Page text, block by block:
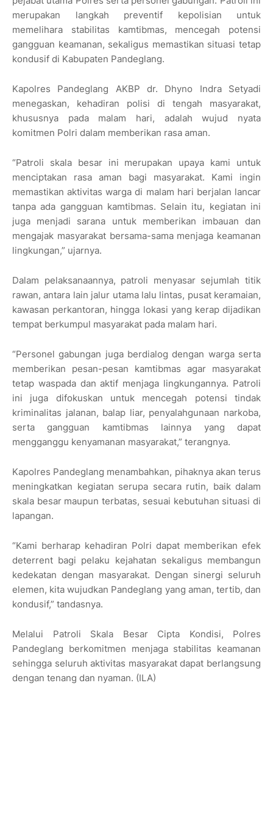
merupakan langkah preventif kepolisian untuk
memelihara stabilitas kamtibmas, mencegah potensi
gangguan keamanan, sekaligus memastikan situasi tetap
kondusif di Kabupaten Pandeglang.
Kapolres Pandeglang AKBP dr. Dhyno Indra Setyadi
menegaskan, kehadiran polisi di tengah masyarakat,
khususnya pada malam hari, adalah wujud nyata
komitmen Polri dalam memberikan rasa aman.
“Patroli skala besar ini merupakan upaya kami untuk
menciptakan rasa aman bagi masyarakat. Kami ingin
memastikan aktivitas warga di malam hari berjalan lancar
tanpa ada gangguan kamtibmas. Selain itu, kegiatan ini
juga menjadi sarana untuk memberikan imbauan dan
mengajak masyarakat bersama-sama menjaga keamanan
lingkungan,” ujarnya.
Dalam pelaksanaannya, patroli menyasar sejumlah titik
rawan, antara lain jalur utama lalu lintas, pusat keramaian,
kawasan perkantoran, hingga lokasi yang kerap dijadikan
tempat berkumpul masyarakat pada malam hari.
“Personel gabungan juga berdialog dengan warga serta
memberikan pesan-pesan kamtibmas agar masyarakat
tetap waspada dan aktif menjaga lingkungannya. Patroli
ini juga difokuskan untuk mencegah potensi tindak
kriminalitas jalanan, balap liar, penyalahgunaan narkoba,
serta gangguan kamtibmas lainnya yang dapat
mengganggu kenyamanan masyarakat,” terangnya.
Kapolres Pandeglang menambahkan, pihaknya akan terus
meningkatkan kegiatan serupa secara rutin, baik dalam
skala besar maupun terbatas, sesuai kebutuhan situasi di
lapangan.
“Kami berharap kehadiran Polri dapat memberikan efek
deterrent bagi pelaku kejahatan sekaligus membangun
kedekatan dengan masyarakat. Dengan sinergi seluruh
elemen, kita wujudkan Pandeglang yang aman, tertib, dan
kondusif,” tandasnya.
Melalui Patroli Skala Besar Cipta Kondisi, Polres
Pandeglang berkomitmen menjaga stabilitas keamanan
sehingga seluruh aktivitas masyarakat dapat berlangsung
dengan tenang dan nyaman. (ILA)